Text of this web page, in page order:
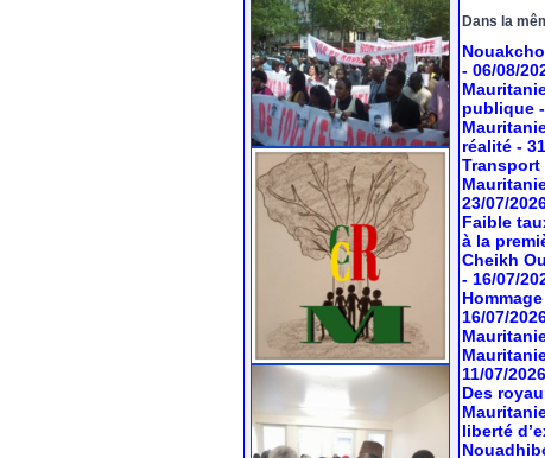
Dans la
- 06/08/
publique
réalité -
23/07/
Faible
à la
Cheikh
- 16/07/
16/07/
11/07/2026
Des
liberté